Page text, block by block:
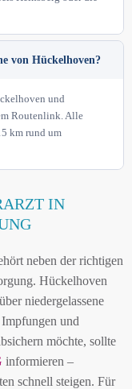
von Hückelhoven?
und
Routenlink. Alle
km rund um
IN
neben der richtigen
Hückelhoven
niedergelassene
und
möchte, sollte
informieren –
schnell steigen. Für